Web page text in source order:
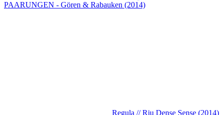
PAARUNGEN - Gören & Rabauken (2014)
Regula // Riu Dense Sense (2014)